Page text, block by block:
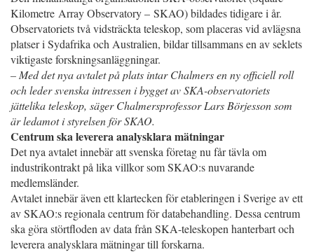
Kilometre Array Observatory – SKAO) bildades tidigare i år.
Observatoriets två vidsträckta teleskop, som placeras vid avlägsna
platser i Sydafrika och Australien, bildar tillsammans en av seklets
viktigaste forskningsanläggningar.
– Med det nya avtalet på plats intar Chalmers en ny officiell roll
och leder svenska intressen i bygget av SKA-observatoriets
jättelika teleskop, säger Chalmersprofessor Lars Börjesson som
är ledamot i styrelsen för SKAO.
Centrum ska leverera analysklara mätningar
Det nya avtalet innebär att svenska företag nu får tävla om
industrikontrakt på lika villkor som SKAO:s nuvarande
medlemsländer.
Avtalet innebär även ett klartecken för etableringen i Sverige av ett
av SKAO:s regionala centrum för databehandling. Dessa centrum
ska göra störtfloden av data från SKA-teleskopen hanterbart och
leverera analysklara mätningar till forskarna.